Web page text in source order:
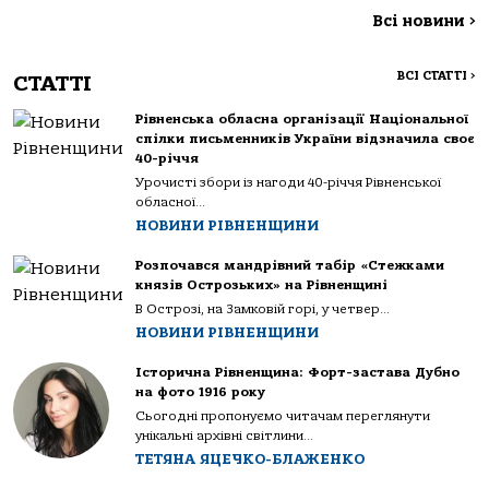
Всі новини >
СТАТТІ ВСІ СТАТТІ >
Рівненська обласна організації Національної
спілки письменників України відзначила своє
40-річчя
Урочисті збори із нагоди 40-річчя Рівненської
обласної...
НОВИНИ РІВНЕНЩИНИ
Розпочався мандрівний табір «Стежками
князів Острозьких» на Рівненщині
В Острозі, на Замковій горі, у четвер...
НОВИНИ РІВНЕНЩИНИ
Історична Рівненщина: Форт-застава Дубно
на фото 1916 року
Сьогодні пропонуємо читачам переглянути
унікальні архівні світлини...
ТЕТЯНА ЯЦЕЧКО-БЛАЖЕНКО